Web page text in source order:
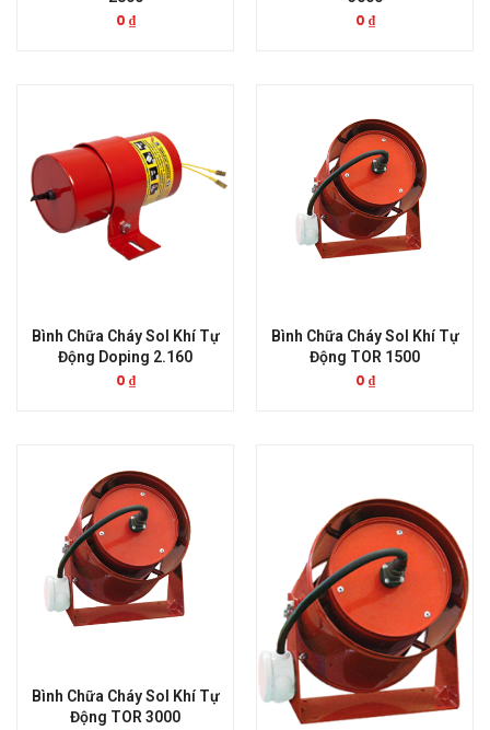
0 ₫ 0 ₫
Bình Chữa Cháy Sol Khí Tự
Động Doping 2.160
0 ₫
Bình Chữa Cháy Sol Khí Tự
Động TOR 1500
0 ₫
Bình Chữa Cháy Sol Khí Tự
Động TOR 3000